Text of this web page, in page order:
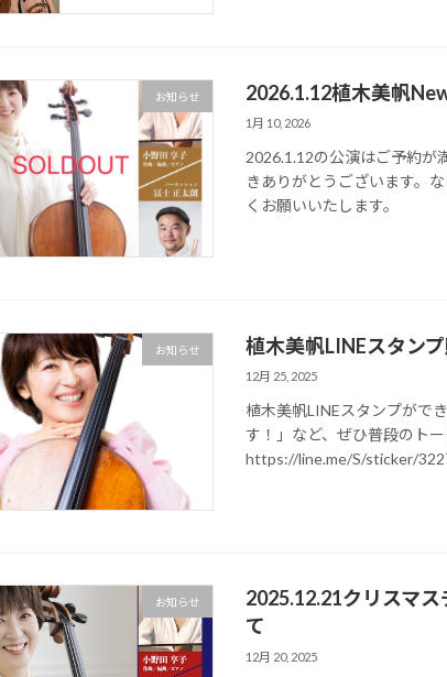
お知らせ 2026.1.12植木美帆
1月 10, 2026
2026.1.12の公演はご予約が
きありがとうございます。
くお願いいたします。
お知らせ 植木美帆LINEスタン
12月 25, 2025
植木美帆LINEスタンプがで
す！」など、ぜひ普段のト
https://line.me/S/sticker/
お知らせ
2025.12.21クリスマ
て
12月 20, 2025